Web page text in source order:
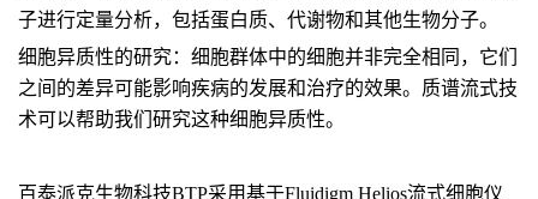
子进行定量分析，包括蛋白质、代谢物和其他生物分子。
细胞异质性的研究： 细胞群体中的细胞并非完全相同，它们
之间的差异可能影响疾病的发展和治疗的效果。质谱流式技
术可以帮助我们研究这种细胞异质性。
百泰派克生物科技BTP采用基于Fluidigm Helios流式细胞仪